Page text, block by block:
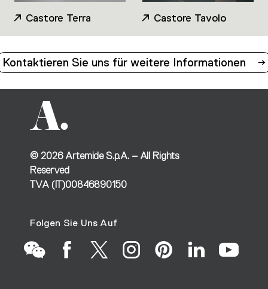
Castore Terra Castore Tavolo
Kontaktieren Sie uns für weitere Informationen
© 2026Artemide S.p.A. – All Rights
Reserved
TVA (IT)00846890150
Folgen Sie Uns Auf